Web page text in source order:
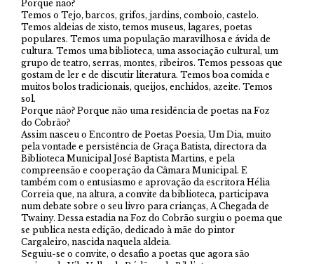
Porque não?
Temos o Tejo, barcos, grifos, jardins, comboio, castelo.
Temos aldeias de xisto, temos museus, lagares, poetas
populares. Temos uma população maravilhosa e ávida de
cultura. Temos uma biblioteca, uma associação cultural, um
grupo de teatro, serras, montes, ribeiros. Temos pessoas que
gostam de ler e de discutir literatura. Temos boa comida e
muitos bolos tradicionais, queijos, enchidos, azeite. Temos
sol.
Porque não? Porque não uma residência de poetas na Foz
do Cobrão?
Assim nasceu o Encontro de Poetas Poesia, Um Dia, muito
pela vontade e persistência de Graça Batista, directora da
Biblioteca Municipal José Baptista Martins, e pela
compreensão e cooperação da Câmara Municipal. E
também com o entusiasmo e aprovação da escritora Hélia
Correia que, na altura, a convite da biblioteca, participava
num debate sobre o seu livro para crianças, A Chegada de
Twainy. Dessa estadia na Foz do Cobrão surgiu o poema que
se publica nesta edição, dedicado à mãe do pintor
Cargaleiro, nascida naquela aldeia.
Seguiu-se o convite, o desafio a poetas que agora são